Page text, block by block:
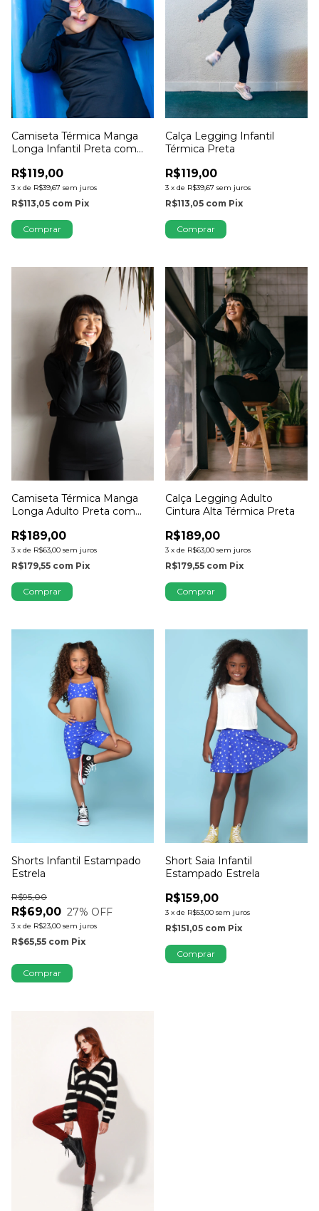
Camiseta Térmica Manga
Longa Infantil Preta com
R$119,00
3 x de R$39,67 sem juros
R$113,05 com Pix
Comprar
Calça Legging Infantil
Térmica Preta
R$119,00
3 x de R$39,67 sem juros
R$113,05 com Pix
Comprar
Camiseta Térmica Manga
Longa Adulto Preta com
R$189,00
3 x de R$63,00 sem juros
R$179,55 com Pix
Comprar
Calça Legging Adulto
Cintura Alta Térmica Preta
R$189,00
3 x de R$63,00 sem juros
R$179,55 com Pix
Comprar
Shorts Infantil Estampado
Estrela
R$69,00
R$95,00
27% OFF
3 x de R$23,00 sem juros
R$65,55 com Pix
Comprar
Short Saia Infantil
Estampado Estrela
R$159,00
3 x de R$53,00 sem juros
R$151,05 com Pix
Comprar